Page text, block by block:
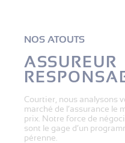
NOS ATOUTS
ASSUREUR
Courtier, nous analysons
marché de l’assurance le
prix. Notre force de
sont le gage d’un
pérenne.